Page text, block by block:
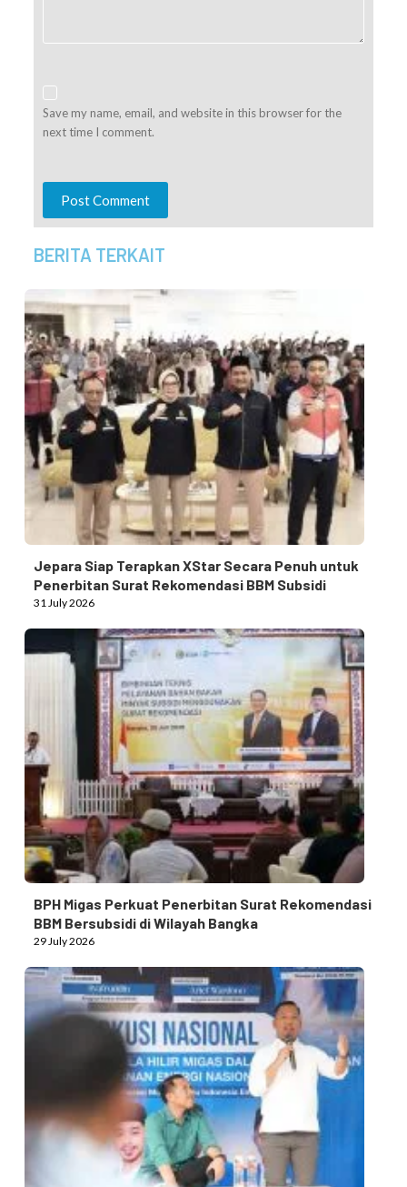
Save my name, email, and website in this browser for the
next time I comment.
Post Comment
BERITA TERKAIT
Jepara Siap Terapkan XStar Secara Penuh untuk
Penerbitan Surat Rekomendasi BBM Subsidi
31 July 2026
BPH Migas Perkuat Penerbitan Surat Rekomendasi
BBM Bersubsidi di Wilayah Bangka
29 July 2026